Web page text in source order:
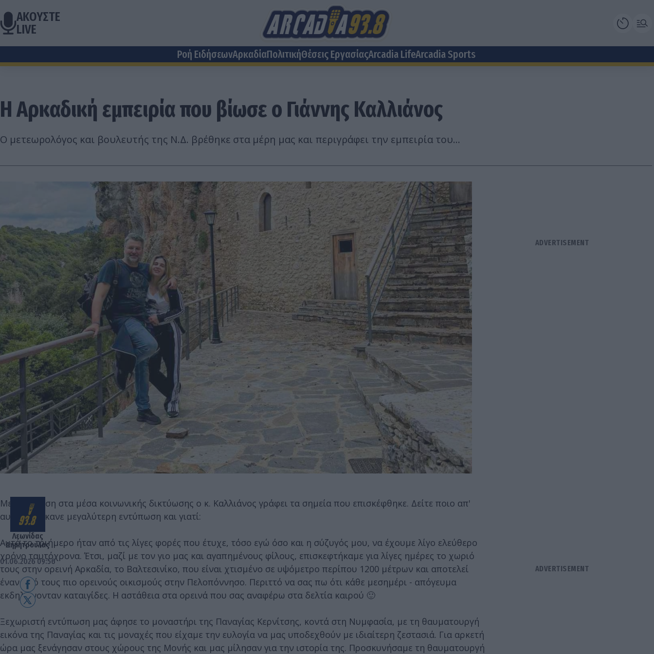
ΑΚΟΥΣΤΕ
LIVE
Ροή ΕιδήσεωνΑρκαδίαΠολιτικήΘέσεις EργασίαςArcadia LifeArcadia Sports
Η Αρκαδική εμπειρία που βίωσε ο Γιάννης Καλλιάνος
Ο μετεωρολόγος και βουλευτής της Ν.Δ. βρέθηκε στα μέρη μας και περιγράφει την εμπειρία του...
Λεωνίδας
Δημήτρουλας
01.06.2026 09:56
Με ανάρτηση στα μέσα κοινωνικής δικτύωσης ο κ. Καλλιάνος γράφει τα σημεία που επισκέφθηκε. Δείτε ποιο απ'
αυτά του έκανε μεγαλύτερη εντύπωση και γιατί:
Αυτό το τριήμερο ήταν από τις λίγες φορές που έτυχε, τόσο εγώ όσο και η σύζυγός μου, να έχουμε λίγο ελεύθερο
χρόνο ταυτόχρονα. Έτσι, μαζί με τον γιο μας και αγαπημένους φίλους, επισκεφτήκαμε για λίγες ημέρες το χωριό
τους στην ορεινή Αρκαδία, το Βαλτεσινίκο, που είναι χτισμένο σε υψόμετρο περίπου 1200 μέτρων και αποτελεί
έναν από τους πιο ορεινούς οικισμούς στην Πελοπόννησο. Περιττό να σας πω ότι κάθε μεσημέρι - απόγευμα
εκδηλώνονταν καταιγίδες. Η αστάθεια στα ορεινά που σας αναφέρω στα δελτία καιρού 🙂
Ξεχωριστή εντύπωση μας άφησε το μοναστήρι της Παναγίας Κερνίτσης, κοντά στη Νυμφασία, με τη θαυματουργή
εικόνα της Παναγίας και τις μοναχές που είχαμε την ευλογία να μας υποδεχθούν με ιδιαίτερη ζεστασιά. Για αρκετή
ώρα μας ξενάγησαν στους χώρους της Μονής και μας μίλησαν για την ιστορία της. Προσκυνήσαμε τη θαυματουργή